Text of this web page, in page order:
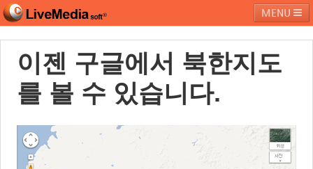
MENU
라이브미디어소프트 제품 및 서비스 블로그 커뮤니티
페밀리 사이트
이젠 구글에서 북한지도
를 볼 수 있습니다.